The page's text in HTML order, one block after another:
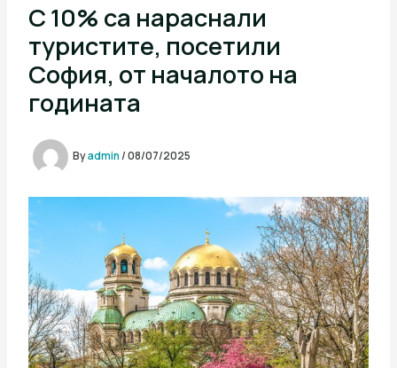
С 10% са нараснали
туристите, посетили
София, от началото на
годината
Byadmin/08/07/2025